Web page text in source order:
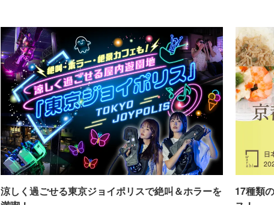
涼しく過ごせる東京ジョイポリスで絶叫＆ホラーを
17種類